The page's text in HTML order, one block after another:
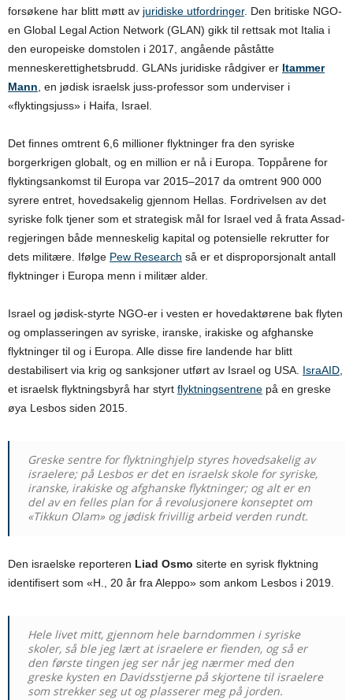
forsøkene har blitt møtt av juridiske utfordringer. Den britiske NGO-
en Global Legal Action Network (GLAN) gikk til rettsak mot Italia i
den europeiske domstolen i 2017, angående påståtte
menneskerettighetsbrudd. GLANs juridiske rådgiver er Itammer
Mann, en jødisk israelsk juss-professor som underviser i
«flyktingsjuss» i Haifa, Israel.
Det finnes omtrent 6,6 millioner flyktninger fra den syriske
borgerkrigen globalt, og en million er nå i Europa. Toppårene for
flyktingsankomst til Europa var 2015–2017 da omtrent 900 000
syrere entret, hovedsakelig gjennom Hellas. Fordrivelsen av det
syriske folk tjener som et strategisk mål for Israel ved å frata Assad-
regjeringen både menneskelig kapital og potensielle rekrutter for
dets militære. Ifølge Pew Research så er et disproporsjonalt antall
flyktninger i Europa menn i militær alder.
Israel og jødisk-styrte NGO-er i vesten er hovedaktørene bak flyten
og omplasseringen av syriske, iranske, irakiske og afghanske
flyktninger til og i Europa. Alle disse fire landende har blitt
destabilisert via krig og sanksjoner utført av Israel og USA. IsraAID,
et israelsk flyktningsbyrå har styrt flyktningsentrene på en greske
øya Lesbos siden 2015.
Greske sentre for flyktninghjelp styres hovedsakelig av
israelere; på Lesbos er det en israelsk skole for syriske,
iranske, irakiske og afghanske flyktninger; og alt er en
del av en felles plan for å revolusjonere konseptet om
«Tikkun Olam» og jødisk frivillig arbeid verden rundt.
Den israelske reporteren Liad Osmo siterte en syrisk flyktning
identifisert som «H., 20 år fra Aleppo» som ankom Lesbos i 2019.
Hele livet mitt, gjennom hele barndommen i syriske
skoler, så ble jeg lært at israelere er fienden, og så er
den første tingen jeg ser når jeg nærmer med den
greske kysten en Davidsstjerne på skjortene til israelere
som strekker seg ut og plasserer meg på jorden.